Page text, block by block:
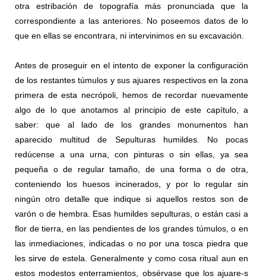
otra estribación de topografía más pronunciada que la
correspondiente a las anteriores. No poseemos datos de lo
que en ellas se encontrara, ni intervinimos en su excavación.
Antes de proseguir en el intento de exponer la conﬁguración
de los restantes túmulos y sus ajuares respectivos en la zona
primera de esta necrópoli, hemos de recordar nuevamente
algo de lo que anotamos al principio de este capítulo, a
saber: que al lado de los grandes monumentos han
aparecido multitud de Sepulturas humildes. No pocas
redúcense a una urna, con pinturas o sin ellas, ya sea
pequeña o de regular tamaño, de una forma o de otra,
conteniendo los huesos incinerados, y por lo regular sin
ningún otro detalle que indique si aquellos restos son de
varón o de hembra. Esas humildes sepulturas, o están casi a
flor de tierra, en las pendientes de los grandes túmulos, o en
las inmediaciones, indicadas o no por una tosca piedra que
les sirve de estela. Generalmente y como cosa ritual aun en
estos modestos enterramientos, obsérvase que los ajuare-s